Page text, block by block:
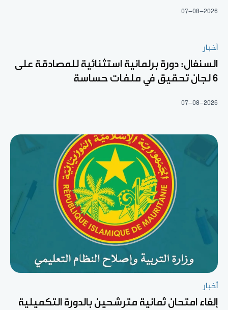
07-08-2026
أخبار
السنغال: دورة برلمانية استثنائية للمصادقة على
6 لجان تحقيق في ملفات حساسة
07-08-2026
أخبار
إلغاء امتحان ثمانية مترشحين بالدورة التكميلية